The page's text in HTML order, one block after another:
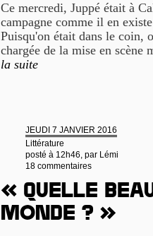
Ce mercredi, Juppé était à
campagne comme il en
Puisqu'on était dans le coin,
chargée de la mise en
la suite
JEUDI 7 JANVIER 2016
Littérature
posté à 12h46, par Lémi
18 commentaires
« Quelle
monde ? »